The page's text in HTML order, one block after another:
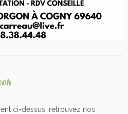
ci-dessus, retrouvez nos